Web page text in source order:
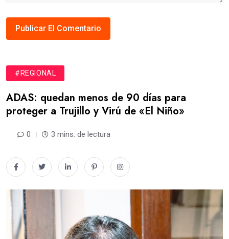
#REGIONAL
ADAS: quedan menos de 90 días para
proteger a Trujillo y Virú de «El Niño»
0 3 mins. de lectura